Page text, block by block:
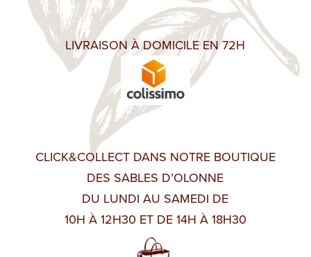
LIVRAISON À DOMICILE EN 72H
CLICK&COLLECT DANS NOTRE BOUTIQUE
DES SABLES D’OLONNE
DU LUNDI AU SAMEDI DE
10H À 12H30 ET DE 14H À 18H30